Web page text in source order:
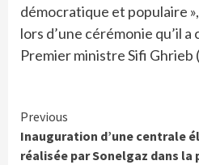
démocratique et populaire
lors d’une cérémonie qu’il
Premier ministre Sifi Ghrieb
Continue
Reading
Previous
Inauguration d’une centrale
réalisée par Sonelgaz dans la